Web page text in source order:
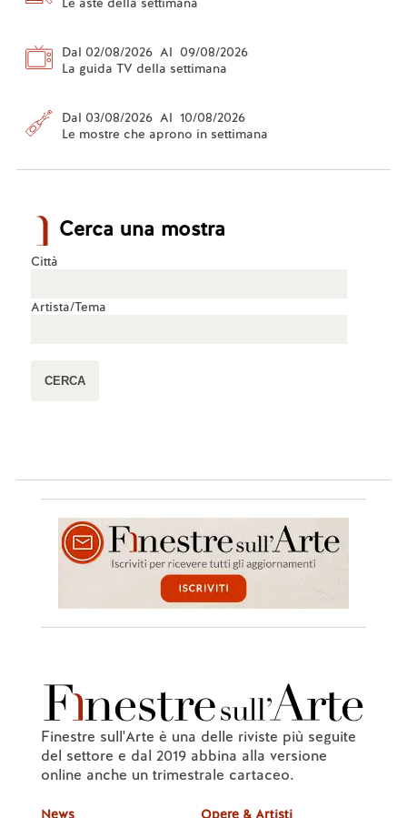
Dal 02/08/2026 Al 09/08/2026
La guida TV della settimana
Dal 03/08/2026 Al 10/08/2026
Le mostre che aprono in settimana
Cerca una mostra
Città
Artista/Tema
Finestre sull'Arte è una delle riviste più seguite
del settore e dal 2019 abbina alla versione
online anche un trimestrale cartaceo.
News Opere & Artisti